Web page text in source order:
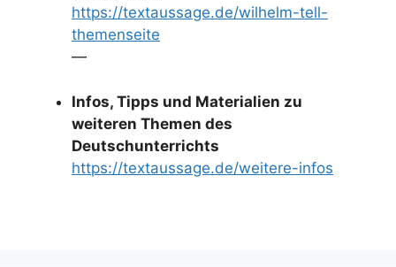
https://textaussage.de/wilhelm-tell-
themenseite
—
Infos, Tipps und Materialien zu
weiteren Themen des
Deutschunterrichts
https://textaussage.de/weitere-infos